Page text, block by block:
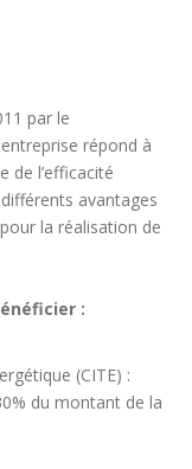
par le
répond à
de l’efficacité
avantages
la réalisation de
:
(CITE) :
du montant de la